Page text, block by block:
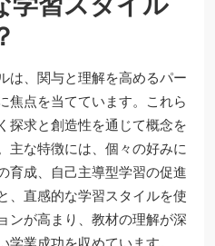
は、関与と理解を高めるパー
焦点を当てています。これら
探求と創造性を通じて概念を
主な特徴には、個々の好みに
育成、自己主導型学習の促進
、直感的な学習スタイルを使
ンが高まり、教材の理解が深